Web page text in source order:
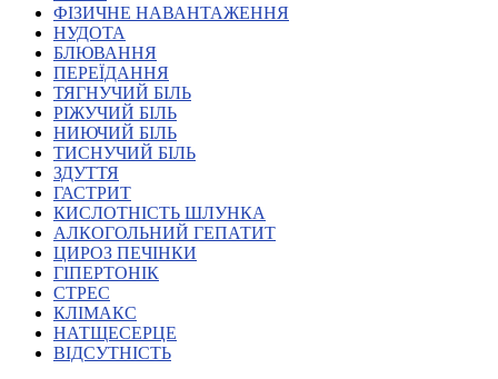
Чернігівська область
Особи відповідальні за контактування з
питань укладення договорів
Вивчаємо жестову мову
Дитяча сторінка
Новини про жестову мову
Ресурс для вивчення жестових мов різних країн
ЦУЖМ
Проєкт "Жестова мова для поліцейських"
Про шахрайські схеми
ВІКТОРИНА
На допомогу військовим
Медична термінологія жестовою мовою
ФІЗИЧНЕ НАВАНТАЖЕННЯ
НУДОТА
БЛЮВАННЯ
ПЕРЕЇДАННЯ
ТЯГНУЧИЙ БІЛЬ
РІЖУЧИЙ БІЛЬ
НИЮЧИЙ БІЛЬ
ТИСНУЧИЙ БІЛЬ
ЗДУТТЯ
ГАСТРИТ
КИСЛОТНІСТЬ ШЛУНКА
АЛКОГОЛЬНИЙ ГЕПАТИТ
ЦИРОЗ ПЕЧІНКИ
ГІПЕРТОНІК
СТРЕС
КЛІМАКС
НАТЩЕСЕРЦЕ
ВІДСУТНІСТЬ